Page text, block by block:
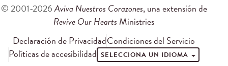
© 2001-2026Aviva Nuestros Corazones, una extensión de
Revive Our Hearts Ministries
Declaración de PrivacidadCondiciones del Servicio
Políticas de accesibilidad SELECCIONA UN IDIOMA